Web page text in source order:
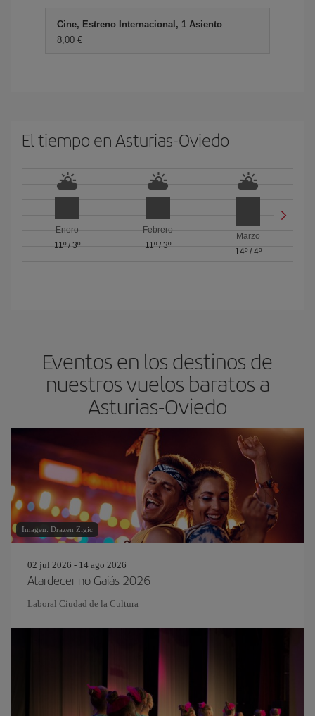
Cine, Estreno Internacional, 1 Asiento
8,00 €
El tiempo en Asturias-Oviedo
Enero
11º/ 3º
Febrero
11º/ 3º
Marzo
14º/ 4º
Eventos en los destinos de
nuestros vuelos baratos a
Asturias-Oviedo
Imagen: Drazen Zigic
02 jul 2026 - 14 ago 2026
Atardecer no Gaiás 2026
Laboral Ciudad de la Cultura